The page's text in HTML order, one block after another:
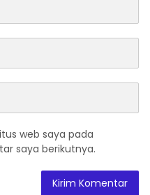
web saya pada
saya berikutnya.